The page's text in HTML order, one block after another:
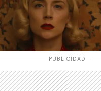
PUBLICIDAD